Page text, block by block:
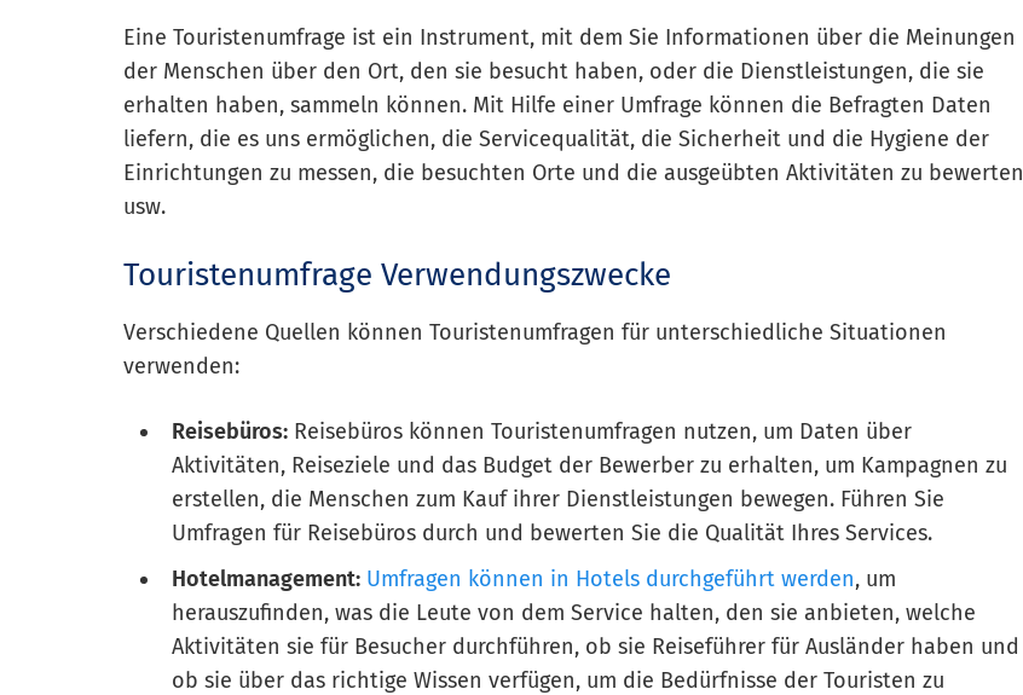
Eine Touristenumfrage ist ein Instrument, mit dem Sie Informationen über die Meinungen
der Menschen über den Ort, den sie besucht haben, oder die Dienstleistungen, die sie
erhalten haben, sammeln können. Mit Hilfe einer Umfrage können die Befragten Daten
liefern, die es uns ermöglichen, die Servicequalität, die Sicherheit und die Hygiene der
Einrichtungen zu messen, die besuchten Orte und die ausgeübten Aktivitäten zu bewerten
usw.
Touristenumfrage Verwendungszwecke
Verschiedene Quellen können Touristenumfragen für unterschiedliche Situationen
verwenden:
Reisebüros: Reisebüros können Touristenumfragen nutzen, um Daten über
Aktivitäten, Reiseziele und das Budget der Bewerber zu erhalten, um Kampagnen zu
erstellen, die Menschen zum Kauf ihrer Dienstleistungen bewegen. Führen Sie
Umfragen für Reisebüros durch und bewerten Sie die Qualität Ihres Services.
Hotelmanagement: Umfragen können in Hotels durchgeführt werden, um
herauszufinden, was die Leute von dem Service halten, den sie anbieten, welche
Aktivitäten sie für Besucher durchführen, ob sie Reiseführer für Ausländer haben und
ob sie über das richtige Wissen verfügen, um die Bedürfnisse der Touristen zu